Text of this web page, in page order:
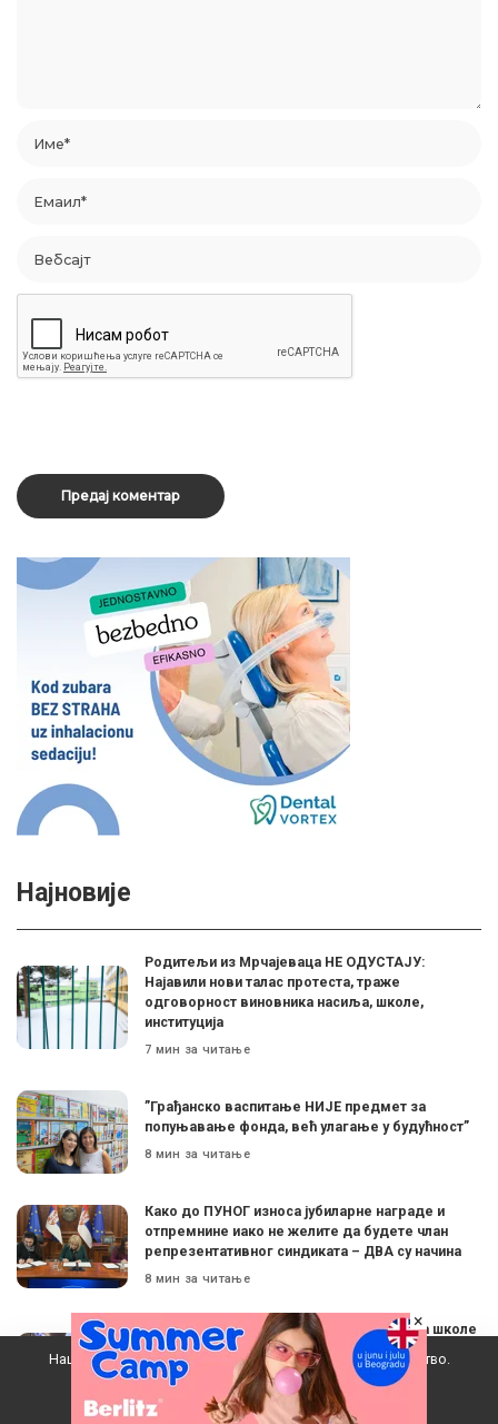
Најновије
Родитељи из Мрчајеваца НЕ ОДУСТАЈУ:
Најавили нови талас протеста, траже
одговорност виновника насиља, школе,
институција
7 мин за читање
”Грађанско васпитање НИЈЕ предмет за
попуњавање фонда, већ улагање у будућност”
8 мин за читање
Како до ПУНОГ износа јубиларне награде и
отпремнине иако не желите да будете члан
репрезентативног синдиката – ДВА су начина
8 мин за читање
Снежана Романдић: ”На улогу директора школе
данас пристају људи врло специфичног
карактера. Одувек их је постављала власт, али
никад није било овако”
7 мин за читање
Наш вебсајт користи колачиће да побољша ваше искуство.
Прихватам
×